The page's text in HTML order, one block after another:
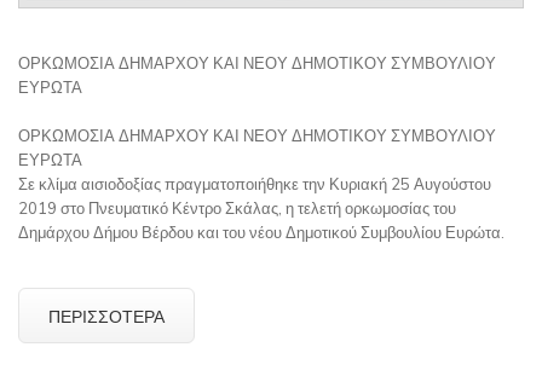
ΟΡΚΩΜΟΣΙΑ ΔΗΜΑΡΧΟΥ ΚΑΙ ΝΕΟΥ ΔΗΜΟΤΙΚΟΥ ΣΥΜΒΟΥΛΙΟΥ
ΕΥΡΩΤΑ
ΟΡΚΩΜΟΣΙΑ ΔΗΜΑΡΧΟΥ ΚΑΙ ΝΕΟΥ ΔΗΜΟΤΙΚΟΥ ΣΥΜΒΟΥΛΙΟΥ
ΕΥΡΩΤΑ
Σε κλίμα αισιοδοξίας πραγματοποιήθηκε την Κυριακή 25 Αυγούστου
2019 στο Πνευματικό Κέντρο Σκάλας, η τελετή ορκωμοσίας του
Δημάρχου Δήμου Βέρδου και του νέου Δημοτικού Συμβουλίου Ευρώτα.
ΠΕΡΙΣΣΌΤΕΡΑ